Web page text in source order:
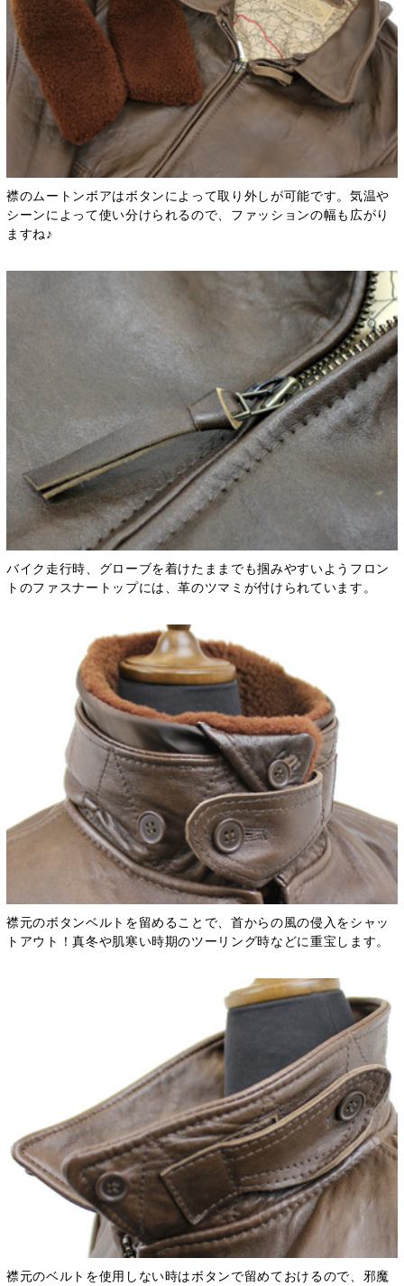
襟のムートンボアはボタンによって取り外しが可能です。気温や
シーンによって使い分けられるので、ファッションの幅も広がり
ますね♪
バイク走行時、グローブを着けたままでも掴みやすいようフロン
トのファスナートップには、革のツマミが付けられています。
襟元のボタンベルトを留めることで、首からの風の侵入をシャッ
トアウト！真冬や肌寒い時期のツーリング時などに重宝します。
襟元のベルトを使用しない時はボタンで留めておけるので、邪魔